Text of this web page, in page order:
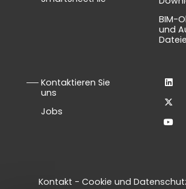
BIM-
und
Kontaktieren Sie
uns
Jobs
Kontakt - Cookie und